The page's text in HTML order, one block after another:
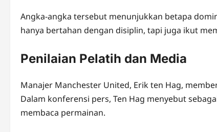
Angka-angka tersebut menunjukkan betapa
hanya bertahan dengan disiplin, tapi juga ikut
Penilaian Pelatih dan Media
Manajer Manchester United, Erik ten Hag,
Dalam konferensi pers, Ten Hag menyebut
membaca permainan.